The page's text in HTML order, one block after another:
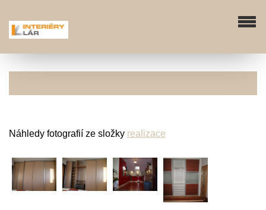
Náhledy fotografií ze složky realizace